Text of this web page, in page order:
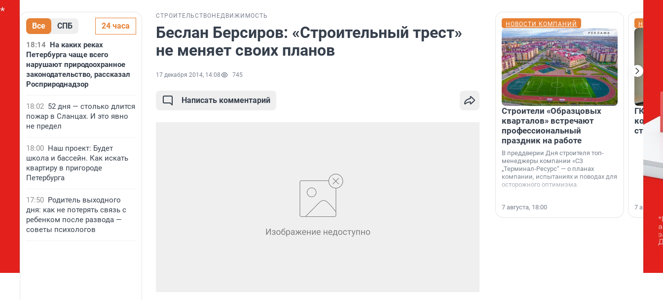
Все СПБ 24 часа
18:14 На каких реках
Петербурга чаще всего
нарушают природоохранное
законодательство, рассказал
Росприроднадзор
18:02 52 дня — столько длится
пожар в Сланцах. И это явно
не предел
18:00 Наш проект: Будет
школа и бассейн. Как искать
квартиру в пригороде
Петербурга
17:50 Родитель выходного
дня: как не потерять связь с
ребенком после развода —
советы психологов
СТРОИТЕЛЬСТВО НЕДВИЖИМОСТЬ
Беслан Берсиров: «Строительный трест»
не меняет своих планов
17 декабря 2014, 14:08 745
Написать комментарий
НОВОСТИ КОМПАНИЙ
Строители «Образцовых
кварталов» встречают
профессиональный
праздник на работе
В преддверии Дня строителя топ-
менеджеры компании «СЗ
„Терминал-Ресурс“ — о планах
компании, испытаниях и поводах для
осторожного оптимизма.
7 августа, 18:00
ГК
7